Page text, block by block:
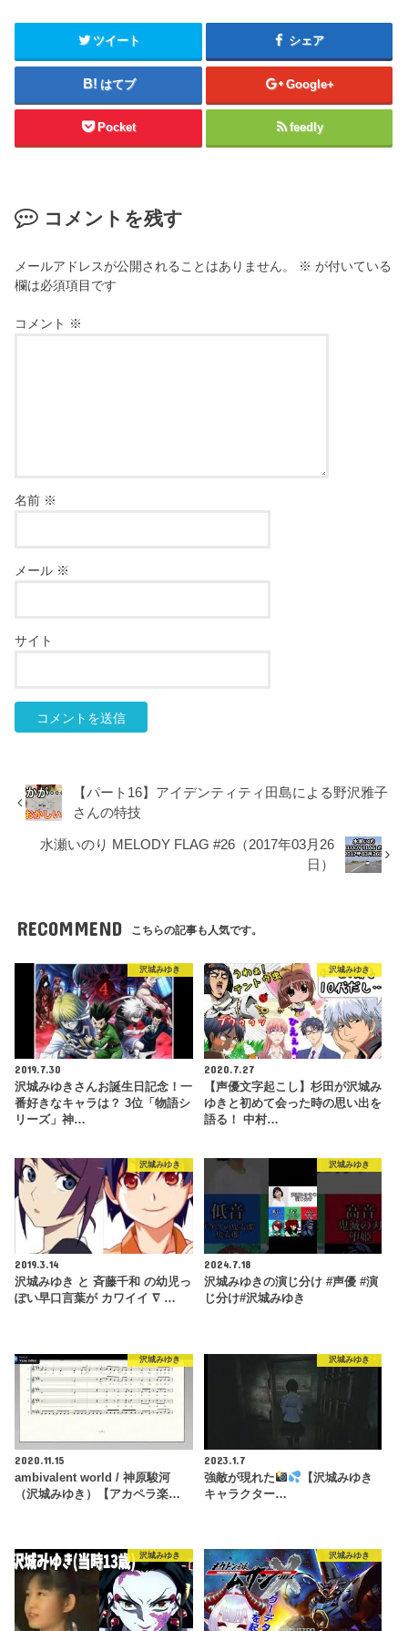
ツイート シェア
はてブ Google+
Pocket feedly
コメントを残す
メールアドレスが公開されることはありません。 ※ が付いている
欄は必須項目です
コメント ※
名前 ※
メール ※
サイト
【パート16】アイデンティティ田島による野沢雅子
さんの特技
水瀬いのり MELODY FLAG #26（2017年03月26
日）
RECOMMEND こちらの記事も人気です。
沢城みゆき
2019.7.30
沢城みゆきさんお誕生日記念！一
番好きなキャラは？ 3位「物語シ
リーズ」神…
沢城みゆき
2020.7.27
【声優文字起こし】杉田が沢城み
ゆきと初めて会った時の思い出を
語る！ 中村…
沢城みゆき
2019.3.14
沢城みゆき と 斉藤千和 の幼児っ
ぽい早口言葉が カワイイ ∇ …
沢城みゆき
2024.7.18
沢城みゆきの演じ分け #声優 #演
じ分け#沢城みゆき
沢城みゆき
2020.11.15
ambivalent world / 神原駿河
（沢城みゆき）【アカペラ楽…
沢城みゆき
2023.1.7
強敵が現れた
【沢城みゆき
キャラクター…
沢城みゆき 沢城みゆき